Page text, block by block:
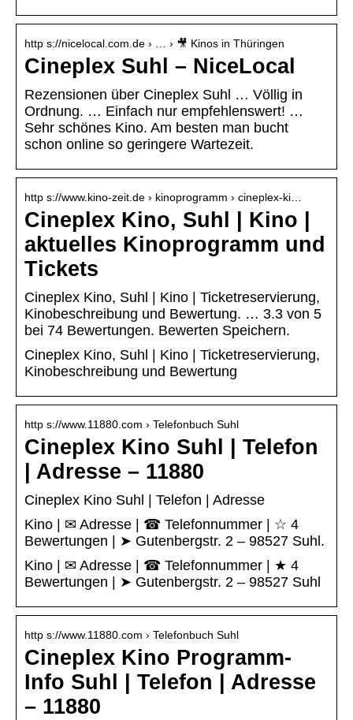
http s://nicelocal.com.de › … › 🎥 Kinos in Thüringen
Cineplex Suhl – NiceLocal
Rezensionen über Cineplex Suhl … Völlig in
Ordnung. … Einfach nur empfehlenswert! …
Sehr schönes Kino. Am besten man bucht
schon online so geringere Wartezeit.
http s://www.kino-zeit.de › kinoprogramm › cineplex-ki…
Cineplex Kino, Suhl | Kino |
aktuelles Kinoprogramm und
Tickets
Cineplex Kino, Suhl | Kino | Ticketreservierung,
Kinobeschreibung und Bewertung. … 3.3 von 5
bei 74 Bewertungen. Bewerten Speichern.
Cineplex Kino, Suhl | Kino | Ticketreservierung,
Kinobeschreibung und Bewertung
http s://www.11880.com › Telefonbuch Suhl
Cineplex Kino Suhl | Telefon
| Adresse – 11880
Cineplex Kino Suhl | Telefon | Adresse
Kino | ✉ Adresse | ☎ Telefonnummer | ☆ 4
Bewertungen | ➤ Gutenbergstr. 2 – 98527 Suhl.
Kino | ✉ Adresse | ☎ Telefonnummer | ★ 4
Bewertungen | ➤ Gutenbergstr. 2 – 98527 Suhl
http s://www.11880.com › Telefonbuch Suhl
Cineplex Kino Programm-
Info Suhl | Telefon | Adresse
– 11880